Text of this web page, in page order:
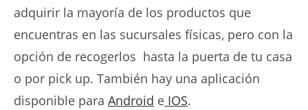
adquirir la mayoría de los productos que
encuentras en las sucursales físicas, pero con la
opción de recogerlos hasta la puerta de tu casa
o por pick up. También hay una aplicación
disponible para Android e IOS.